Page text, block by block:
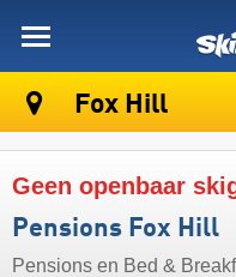
Fox Hill
Geen openbaar
Pensions Fox Hill
Pensions en Bed &